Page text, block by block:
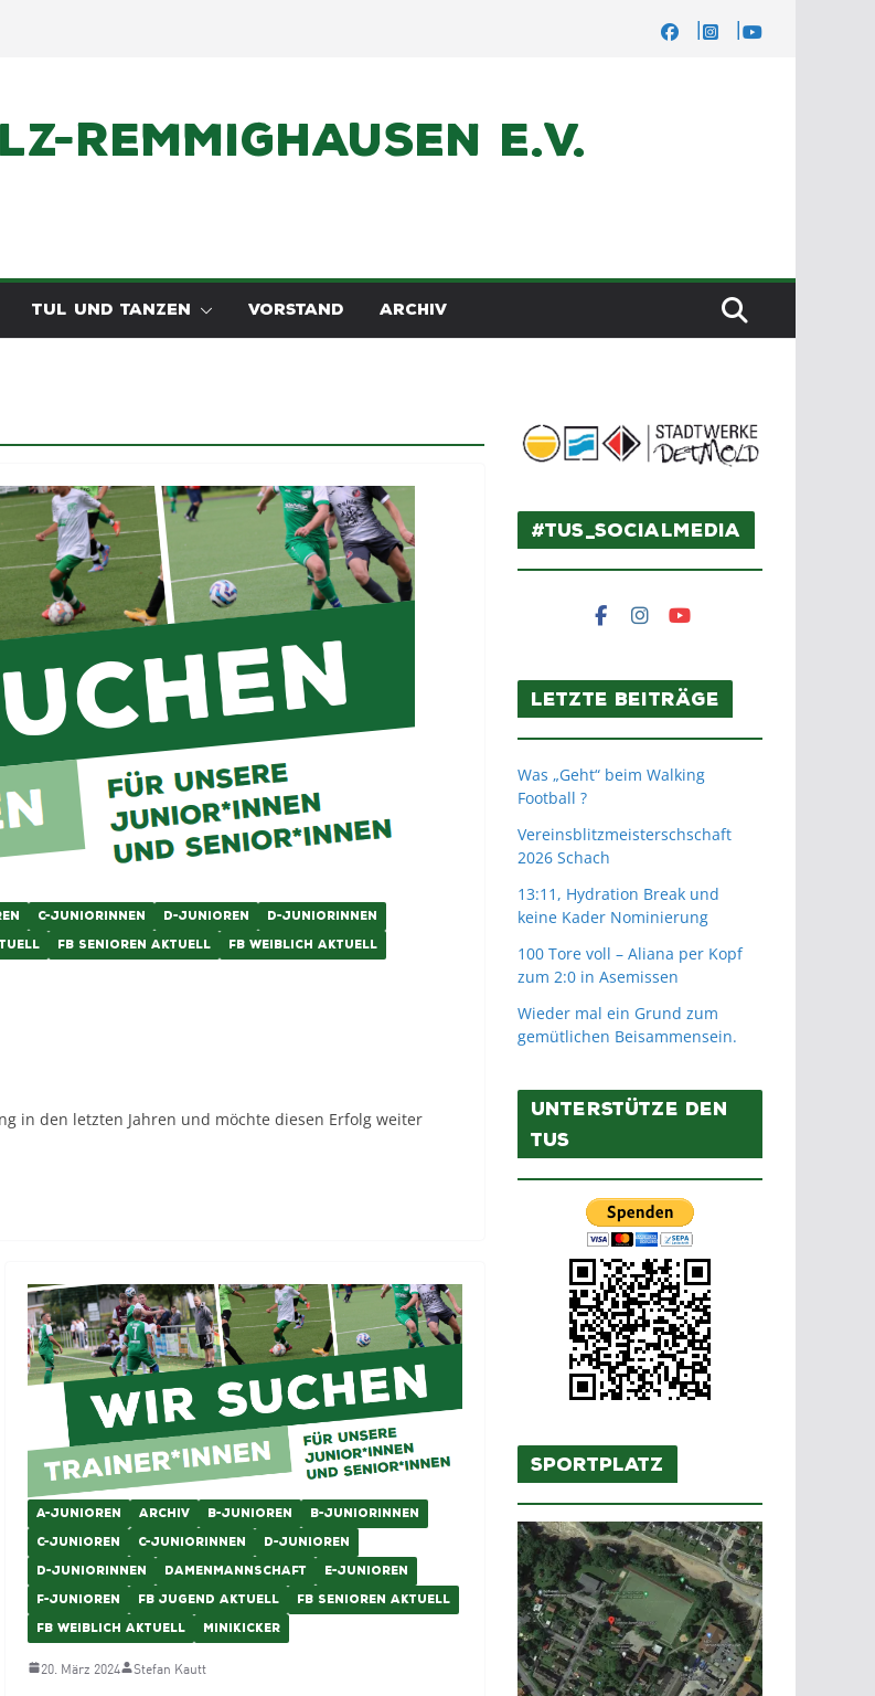
Remmighausen e.V.
TUL UND TANZEN VORSTAND ARCHIV
C-JUNIORINNEN D-JUNIOREN D-JUNIORINNEN
FB SENIOREN AKTUELL FB WEIBLICH AKTUELL
in den letzten Jahren und möchte diesen Erfolg weiter
A-JUNIOREN ARCHIV B-JUNIOREN B-JUNIORINNEN
C-JUNIOREN C-JUNIORINNEN D-JUNIOREN
D-JUNIORINNEN DAMENMANNSCHAFT E-JUNIOREN
F-JUNIOREN FB JUGEND AKTUELL FB SENIOREN AKTUELL
FB WEIBLICH AKTUELL MINIKICKER
20. März 2024 Stefan Kautt
#TuS_SocialMedia
Letzte Beiträge
Was „Geht“ beim Walking
Football ?
Vereinsblitzmeisterschschaft
2026 Schach
13:11, Hydration Break und
keine Kader Nominierung
100 Tore voll – Aliana per Kopf
zum 2:0 in Asemissen
Wieder mal ein Grund zum
gemütlichen Beisammensein.
Unterstütze den
TuS
Sportplatz